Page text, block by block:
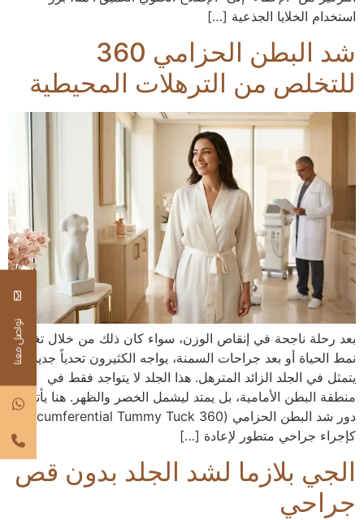
استخدام الخلايا الجذعية […]
شد البطن الحزامي 360
للتخلص من الترهلات المحيطية
بعد رحلة ناجحة في إنقاص الوزن، سواء كان ذلك من خلال تغيير
نمط الحياة أو بعد جراحات السمنة، يواجه الكثيرون تحدياً جديداً
يتمثل في الجلد الزائد المترهل. هذا الجلد لا يتواجد فقط في
منطقة البطن الأمامية، بل يمتد ليشمل الخصر والظهر. هنا يأتي
دور شد البطن الحزامي (360 Circumferential Tummy Tuck)
كإجراء جراحي متطور لإعادة […]
الجي بلازما لشد الجلد بدون قص
جراحي
تواصل معنا